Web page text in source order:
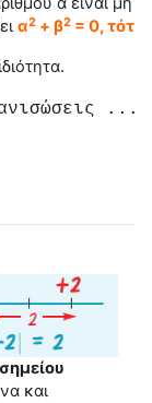
α2 + β2 = 0, τότε
ιδιότητα.
ανισώσεις ...
και